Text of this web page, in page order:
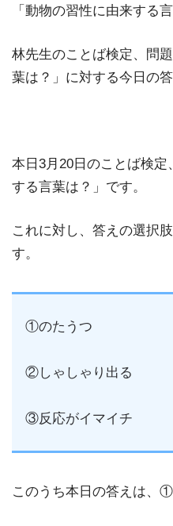
「動物の習性に由来する
林先生のことば検定、問
葉は？」に対する今日の
本日3月20日のことば検
する言葉は？」です。
これに対し、答えの選択
す。
①のたうつ
②しゃしゃり出る
③反応がイマイチ
このうち本日の答えは、①